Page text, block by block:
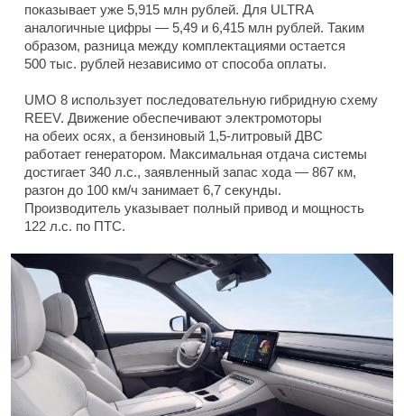
показывает уже 5,915 млн рублей. Для ULTRA
аналогичные цифры — 5,49 и 6,415 млн рублей. Таким
образом, разница между комплектациями остается
500 тыс. рублей независимо от способа оплаты.
UMO 8 использует последовательную гибридную схему
REEV. Движение обеспечивают электромоторы
на обеих осях, а бензиновый 1,5-литровый ДВС
работает генератором. Максимальная отдача системы
достигает 340 л.с., заявленный запас хода — 867 км,
разгон до 100 км/ч занимает 6,7 секунды.
Производитель указывает полный привод и мощность
122 л.с. по ПТС.